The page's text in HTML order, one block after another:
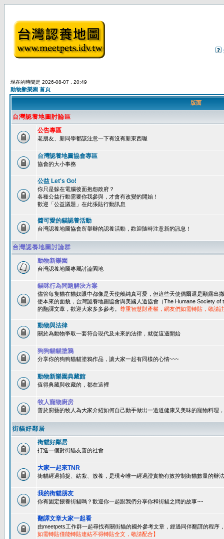
現在的時間是 2026-08-07 , 20:49
動物新樂園 首頁
版面
台灣認養地圖討論區
公告專區
老朋友、新同學都該注意一下有沒有新東西喔
台灣認養地圖協會專區
協會的大小事務
公益 Let's Go!
你只是躲在電腦後面抱怨政府？
各種公益行動需要你我參與，才會有改變的開始！
歡迎「公益議題」在此張貼行動訊息
醬可愛的貓認養活動
台灣認養地圖協會所舉辦的認養活動，歡迎隨時注意新的訊息！
台灣認養地圖討論群
動物新樂園
台灣認養地圖專屬討論園地
貓咪行為問題解決方案
儘管每隻貓在貓奴眼中都像是天使般純真可愛，但這些天使偶爾還是顯露出
使本來的面貌，台灣認養地圖協會與美國人道協會（The Humane Society
的翻譯文章，歡迎大家多多參考。 尊重智慧財產權，網友們如需轉貼，敬請
動物與法律
關於為動物爭取一套符合現代及未來的法律，就從這邊開始
狗狗貓貓塗鴉
分享你的狗狗貓貓塗鴉作品，讓大家一起有同樣的心情~~~
動物新樂園典藏館
值得典藏與收藏的，都在這裡
牧人寵物廚房
善於廚藝的牧人為大家介紹如何自己動手做出一道道健康又美味的寵物料理
街貓好鄰居
街貓好鄰居
打造一個對街貓友善的社會
大家一起來TNR
街貓經過捕捉、結紮、放養，是現今唯一經過證實能有效控制街貓數量的辦
我的街貓朋友
你有固定餵養街貓嗎？歡迎你一起跟我們分享你和街貓之間的故事~~
翻譯文章大家一起看
由meetpets工作群一起尋找有關街貓的國外參考文章，經過同伴翻譯的程序
如需轉貼僅能轉貼連結不得轉貼全文，敬請配合】